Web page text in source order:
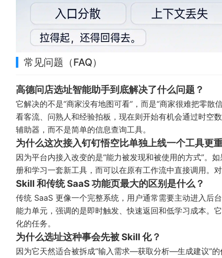
常见问题（FAQ）
高德问店选址智能助手到底解决了什么问题？
它解决的不是“商家没有地图可看”，而是“商家很难把零
看客流、问熟人和经验拍板，现在则开始有机会通过时空
辅助器，而不是简单的信息查询工具。
为什么这次接入钉钉悟空比单独上线一个工具更
因为平台内接入改变的是“能力被发现和被使用的方式”。
册和学习一套新工具，而可以在原有工作流中直接调用。
Skill 和传统 SaaS 功能页最大的区别是什么？
传统 SaaS 更像一个完整系统，用户通常需要主动进入后
能力单元，强调的是即时触发、快速返回和低学习成本。
化的任务。
为什么选址这种事会先被 Skill 化？
因为它天然适合被拆成“输入需求—获取分析—生成建议”